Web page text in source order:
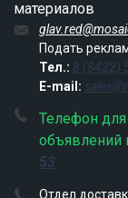
материалов
Подать
Тел.: 8 (8422)
E-mail:
Телефон
объявлений
53
Отдел